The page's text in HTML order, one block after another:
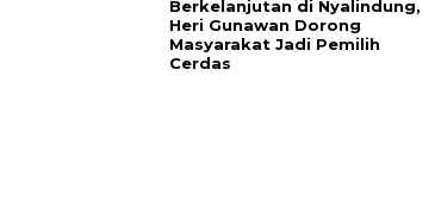
Berkelanjutan di Nyalindung,
Heri Gunawan Dorong
Masyarakat Jadi Pemilih
Cerdas